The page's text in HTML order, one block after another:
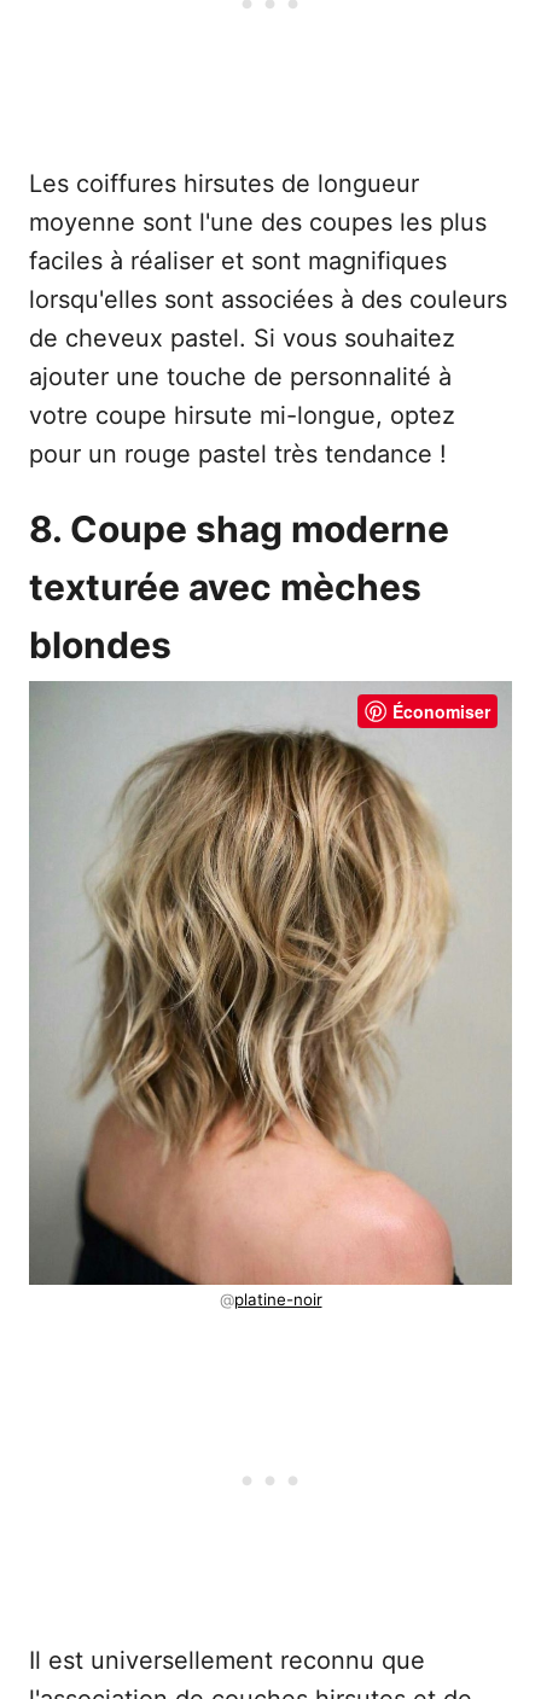
Les coiffures hirsutes de longueur
moyenne sont l'une des coupes les plus
faciles à réaliser et sont magnifiques
lorsqu'elles sont associées à des couleurs
de cheveux pastel. Si vous souhaitez
ajouter une touche de personnalité à
votre coupe hirsute mi-longue, optez
pour un rouge pastel très tendance !
8. Coupe shag moderne
texturée avec mèches
blondes
Économiser
@platine-noir
Il est universellement reconnu que